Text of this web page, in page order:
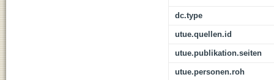
dc.type
utue.quellen.id
utue.publikation.seiten
utue.personen.roh